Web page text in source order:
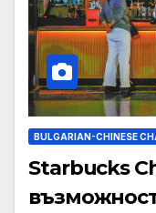
BULGARIAN-CHINESE
Starbucks